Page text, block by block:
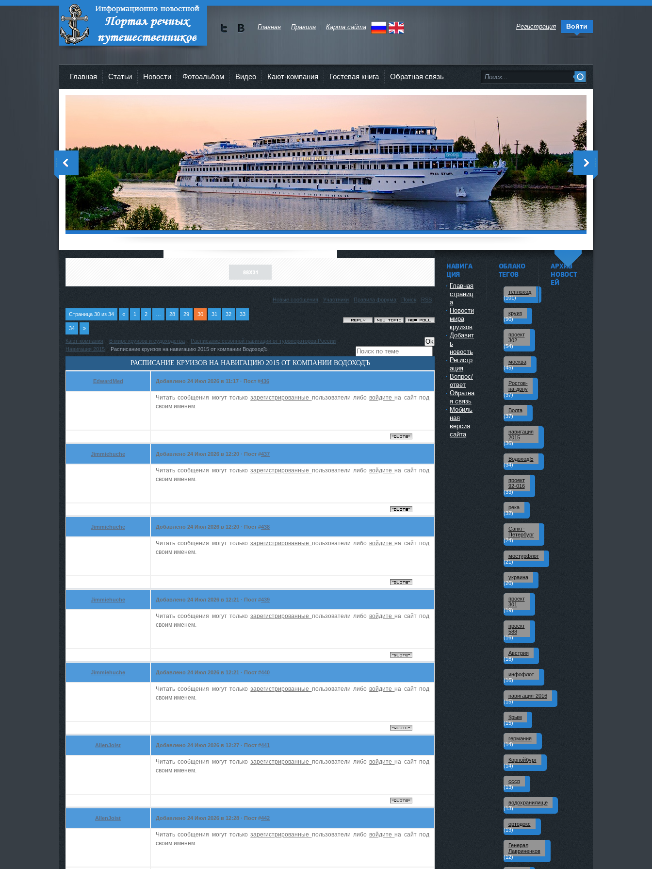
Портал речных путешественников -
Регистрация Войти
Главная Правила Карта сайта
Главная Cтатьи Новости Фотоальбом Видео Кают-компания Гостевая книга Обратная связь
<
Новые сообщения Участники Правила форума Поиск RSS
Страница 30 из 34 « 1 2 28 29 30 31 32 33
34 »
Кают-компания В мире круизов и судоходства Расписание сезонной навигации от туроператоров России
Навигация 2015
Расписание круизов на навигацию 2015 от компании ВодоходЪ
РАСПИСАНИЕ КРУИЗОВ НА НАВИГАЦИЮ 2015 ОТ КОМПАНИИ ВОДОХОДЪ
EdwardMed Добавлено 24 Июл 2026 в 11:17 · Пост #436
Читать сообщения могут толькозарегистрированные пользователи либовойдите на сайт под
своим именем.
Jimmiehuche Добавлено 24 Июл 2026 в 12:20 · Пост #437
Читать сообщения могут толькозарегистрированные пользователи либовойдите на сайт под
своим именем.
Jimmiehuche Добавлено 24 Июл 2026 в 12:20 · Пост #438
Читать сообщения могут толькозарегистрированные пользователи либовойдите на сайт под
своим именем.
Jimmiehuche Добавлено 24 Июл 2026 в 12:21 · Пост #439
Читать сообщения могут толькозарегистрированные пользователи либовойдите на сайт под
своим именем.
Jimmiehuche Добавлено 24 Июл 2026 в 12:21 · Пост #440
Читать сообщения могут толькозарегистрированные пользователи либовойдите на сайт под
своим именем.
AllenJoist Добавлено 24 Июл 2026 в 12:27 · Пост #441
Читать сообщения могут толькозарегистрированные пользователи либовойдите на сайт под
своим именем.
AllenJoist Добавлено 24 Июл 2026 в 12:28 · Пост #442
Читать сообщения могут толькозарегистрированные пользователи либовойдите на сайт под
своим именем.
НАВИГА
ЦИЯ
Главная
страниц
а
Новости
мира
круизов
Добавит
ь
новость
Регистр
ация
Вопрос/
ответ
Обратна
я связь
Мобиль
ная
версия
сайта
ОБЛАКО
ТЕГОВ
теплоход
(101)
круиз
(90)
проект
302
(54)
москва
(45)
Ростов-
на-дону
(37)
Волга
(37)
навигация
2015
(36)
ВодоходЪ
(34)
проект
92-016
(33)
река
(32)
Санкт-
Петербург
(24)
мостурфлот
(21)
украина
(20)
проект
301
(19)
проект
588
(16)
Австрия
(16)
инфофлот
(16)
навигация-2016
(15)
Крым
(15)
германия
(14)
Корнойбург
(14)
ссср
(13)
водохранилище
(13)
ортодокс
(13)
Генерал
Лавриненков
(12)
АРХИВ
НОВОСТ
ЕЙ
^